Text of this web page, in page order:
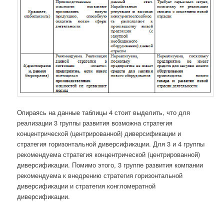
Опираясь на данные таблицы 4 стоит выделить, что для
реализации 3 группы развития возможна стратегия
концентрической (центрированной) диверсификации и
стратегия горизонтальной диверсификации. Для 3 и 4 группы
рекомендуема стратегия концентрической (центрированной)
диверсификации. Помимо этого, 3 группе развития компании
рекомендуема к внедрению стратегия горизонтальной
диверсификации и стратегия конгломератной
диверсификации.